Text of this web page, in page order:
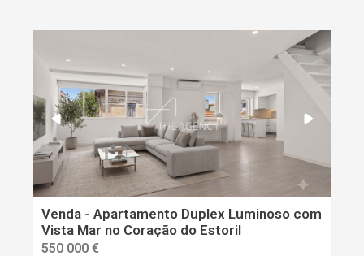
Venda - Apartamento Duplex Luminoso com
Vista Mar no Coração do Estoril
550 000 €